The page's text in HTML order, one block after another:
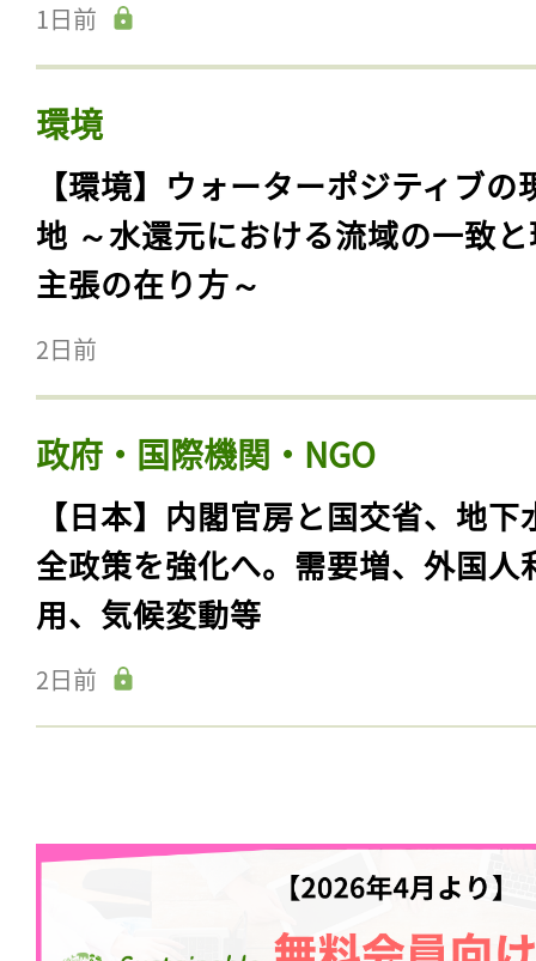
1日前
環境
【環境】ウォーターポジティブの
地 ～水還元における流域の一致
主張の在り方～
2日前
政府・国際機関・NGO
【日本】内閣官房と国交省、地下
全政策を強化へ。需要増、外国人
用、気候変動等
2日前